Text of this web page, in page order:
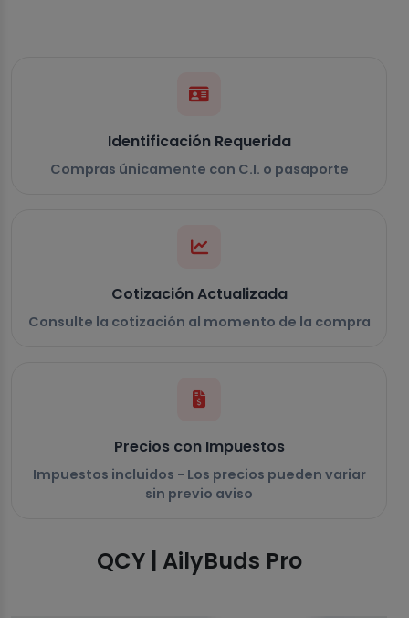
Identificación Requerida
Compras únicamente con C.I. o pasaporte
Cotización Actualizada
Consulte la cotización al momento de la compra
Precios con Impuestos
Impuestos incluidos - Los precios pueden variar
sin previo aviso
QCY | AilyBuds Pro